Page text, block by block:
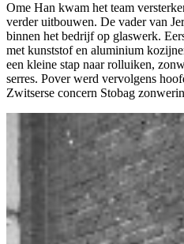
Ome Han kwam het team
verder uitbouwen. De vader van
binnen het bedrijf op glaswerk.
met kunststof en aluminium
een kleine stap naar rolluiken,
serres. Pover werd vervolgens
Zwitserse concern Stobag